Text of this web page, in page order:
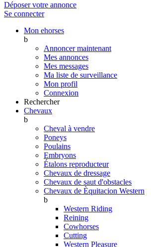
Déposer votre annonce
Se connecter
Mon ehorses
b
Annoncer maintenant
Mes annonces
Mes messages
Ma liste de surveillance
Mon profil
Connexion
Rechercher
Chevaux
b
Cheval à vendre
Poneys
Poulains
Embryons
Étalons reproducteur
Chevaux de dressage
Chevaux de saut d'obstacles
Chevaux de Èquitacion Western
b
Western Riding
Reining
Cowhorses
Cutting
Western Pleasure